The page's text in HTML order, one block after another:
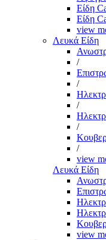
Είδη
Είδη
view
Λευκά Είδη
/
/
/
/
/
view
Λευκά Είδη
view